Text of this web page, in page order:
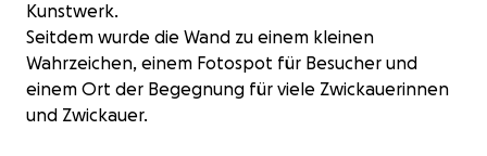
Kunstwerk.
Seitdem wurde die Wand zu einem kleinen
Wahrzeichen, einem Fotospot für Besucher und
einem Ort der Begegnung für viele Zwickauerinnen
und Zwickauer.